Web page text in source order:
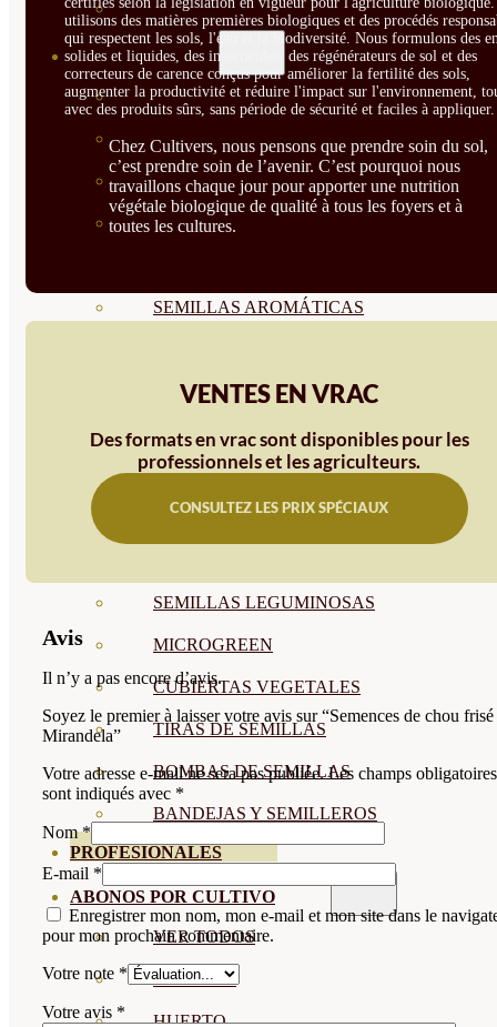
GROWPUNCH
SEMILLAS
VER TODAS
BIODINÁMICAS DEMETER
HORTALIZA FRUTO
SEMILLAS HORTALIZA DE
SEMILLAS AROMÁTICAS
SEMILLAS FLORES
COMESTIBLES
SEMILLAS TRADICIONALES
SEMILLAS BRASICAS
SEMILLAS LEGUMINOSAS
MICROGREEN
CUBIERTAS VEGETALES
TIRAS DE SEMILLAS
BOMBAS DE SEMILLAS
BANDEJAS Y SEMILLEROS
PROFESIONALES
ABONOS POR CULTIVO
VER TODOS
TOMATES
HUERTO
utilisons des matières premières biologiques et des procédés
qui respectent les sols, l'eau et la biodiversité. Nous formulons des
solides et liquides, des insecticides, des régénérateurs de sol et des
correcteurs de carence conçus pour améliorer la fertilité des sols,
augmenter la productivité et réduire l'impact sur l'environnement,
avec des produits sûrs, sans période de sécurité et faciles à appliquer.
Chez Cultivers, nous pensons que prendre soin du sol,
c’est prendre soin de l’avenir. C’est pourquoi nous
travaillons chaque jour pour apporter une nutrition
végétale biologique de qualité à tous les foyers et à
toutes les cultures.
VENTES EN VRAC
Des formats en vrac sont disponibles pour les
professionnels et les agriculteurs.
CONSULTEZ LES PRIX SPÉCIAUX
Avis
Il n’y a pas encore d’avis.
Soyez le premier à laisser votre avis sur “Semences de chou frisé
Mirandela”
Votre adresse e-mail ne sera pas publiée. Les champs obligatoires
sont indiqués avec *
Nom*
E-mail *
Enregistrer mon nom, mon e-mail et mon site dans le
pour mon prochain commentaire.
Votre note *
Votre avis *